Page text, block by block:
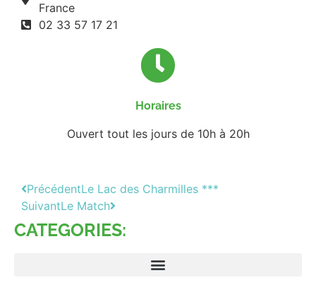
France
02 33 57 17 21
Horaires
Ouvert tout les jours de 10h à 20h
PrécédentLe Lac des Charmilles ***
SuivantLe Match
CATEGORIES: